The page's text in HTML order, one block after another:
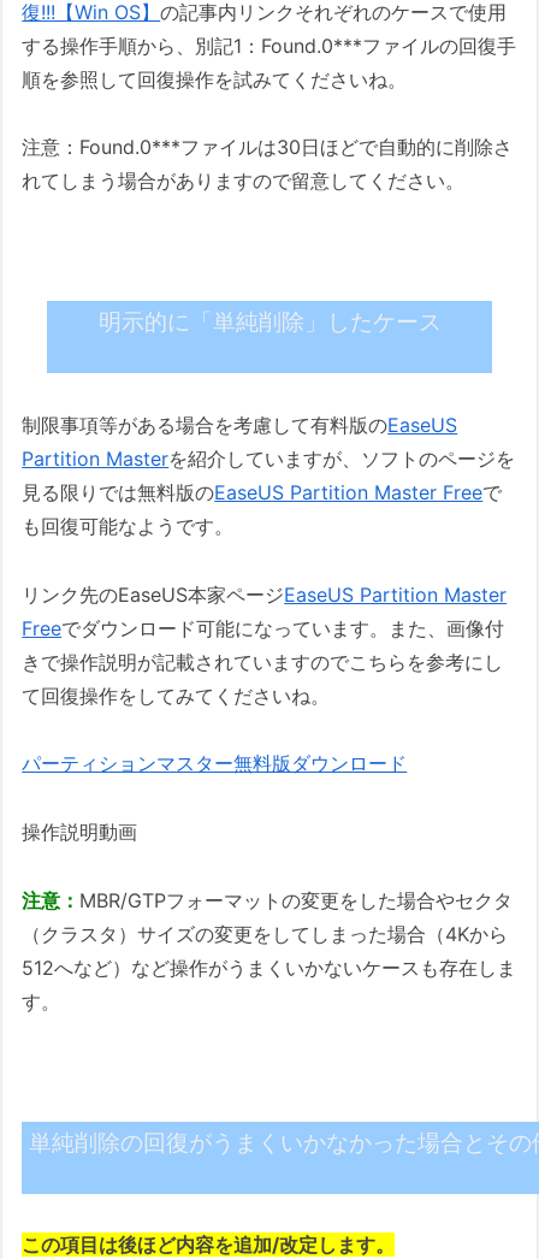
復!!!【Win OS】の記事内リンクそれぞれのケースで使用
する操作手順から、別記1：Found.0***ファイルの回復手
順を参照して回復操作を試みてくださいね。
注意：Found.0***ファイルは30日ほどで自動的に削除さ
れてしまう場合がありますので留意してください。
明示的に「単純削除」したケース
制限事項等がある場合を考慮して有料版のEaseUS
Partition Masterを紹介していますが、ソフトのページを
見る限りでは無料版のEaseUS Partition Master Freeで
も回復可能なようです。
リンク先のEaseUS本家ページEaseUS Partition Master
Freeでダウンロード可能になっています。また、画像付
きで操作説明が記載されていますのでこちらを参考にし
て回復操作をしてみてくださいね。
パーティションマスター無料版ダウンロード
操作説明動画
注意： MBR/GTPフォーマットの変更をした場合やセクタ
（クラスタ）サイズの変更をしてしまった場合（4Kから
512へなど）など操作がうまくいかないケースも存在しま
す。
単純削除の回復がうまくいかなかった場合とそ
この項目は後ほど内容を追加/改定します。